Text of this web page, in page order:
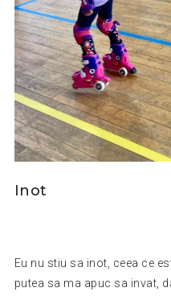
Inot
Eu nu stiu sa inot, ceea ce
putea sa ma apuc sa invat,